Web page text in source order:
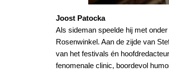
Joost Patocka
Als sideman speelde hij met
Rosenwinkel. Aan de zijde van
van het festivals én
fenomenale clinic, boordevol